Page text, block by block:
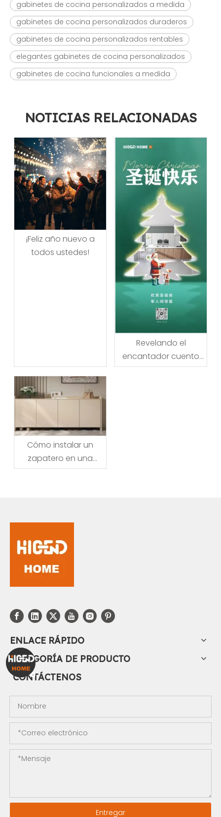
gabinetes de cocina personalizados a medida
gabinetes de cocina personalizados duraderos
gabinetes de cocina personalizados rentables
elegantes gabinetes de cocina personalizados
gabinetes de cocina funcionales a medida
NOTICIAS RELACIONADAS
¡Feliz año nuevo a
todos ustedes!
Revelando el
encantador cuento
de la Navidad:
Cómo instalar un
zapatero en una
entrada pequeña
ENLACE RÁPIDO
CATEGORÍA DE PRODUCTO
CONTÁCTENOS
Entregar